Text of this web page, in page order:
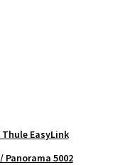
EasyLink
5002